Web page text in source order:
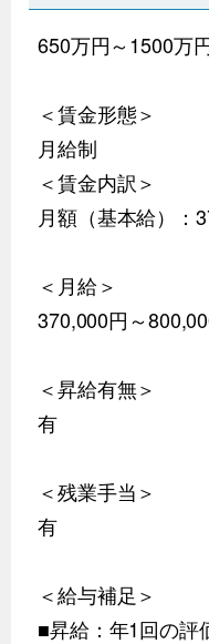
650万円～1500万
＜賃金形態＞
月給制
＜賃金内訳＞
月額（基本給）：
＜月給＞
370,000円～
＜昇給有無＞
有
＜残業手当＞
有
＜給与補足＞
■昇給：年1回の評